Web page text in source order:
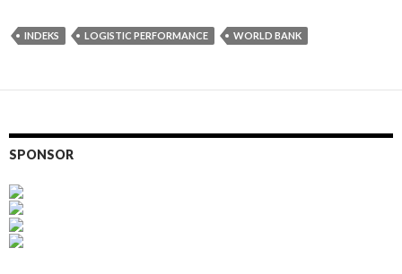
INDEKS LOGISTIC PERFORMANCE WORLD BANK
SPONSOR